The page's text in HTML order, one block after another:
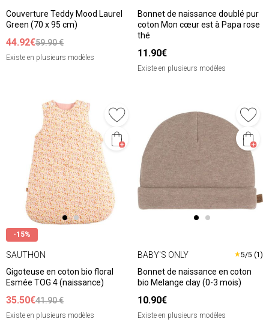
Couverture Teddy Mood Laurel
Green (70 x 95 cm)
44.92€59.90 €
Existe en plusieurs modèles
Bonnet de naissance doublé pur
coton Mon cœur est à Papa rose
thé
11.90€
Existe en plusieurs modèles
-15%
SAUTHON
Gigoteuse en coton bio floral
Esmée TOG 4 (naissance)
35.50€41.90 €
Existe en plusieurs modèles
BABY'S ONLY ★5/5 (1)
Bonnet de naissance en coton
bio Melange clay (0-3 mois)
10.90€
Existe en plusieurs modèles